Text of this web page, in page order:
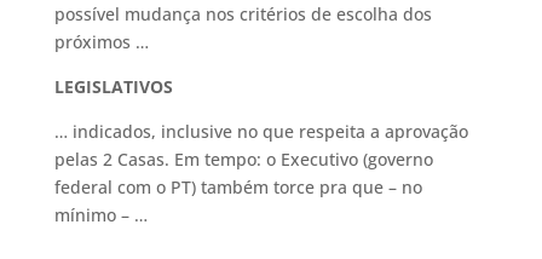
possível mudança nos critérios de escolha dos
próximos …
LEGISLATIVOS
… indicados, inclusive no que respeita a aprovação
pelas 2 Casas. Em tempo: o Executivo (governo
federal com o PT) também torce pra que – no
mínimo – …